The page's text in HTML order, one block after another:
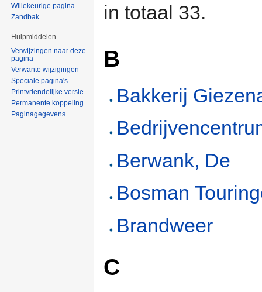
in totaal 33.
B
Bakkerij
Berwank, De
Bosman
Brandweer
C
Willekeurige pagina
Zandbak
Hulpmiddelen
Verwijzingen naar deze
pagina
Verwante wijzigingen
Speciale pagina's
Printvriendelijke versie
Permanente koppeling
Paginagegevens